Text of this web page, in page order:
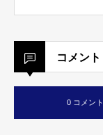
コメント
0 コメント